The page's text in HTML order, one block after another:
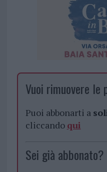
Vuoi rimuovere
Puoi abbonarti a
cliccando qui
Sei già abbonato?